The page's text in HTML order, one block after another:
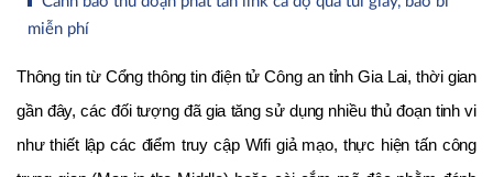
miễn phí
Thông tin từ Cổng thông tin điện tử Công an tỉnh Gia Lai, thời gian
gần đây, các đối tượng đã gia tăng sử dụng nhiều thủ đoạn tinh vi
như thiết lập các điểm truy cập Wifi giả mạo, thực hiện tấn công